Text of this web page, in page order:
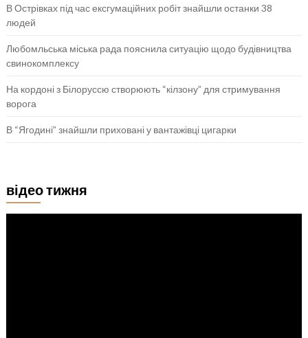
В Острівках під час ексгумаційних робіт знайшли останки 38
людей
Любомльська міська рада пояснила ситуацію щодо будівництва
свинокомплексу
На кордоні з Білоруссю створюють “кілзону” для стримування
ворога
В “Ягодині” знайшли приховані у вантажівці цигарки
відео тижня